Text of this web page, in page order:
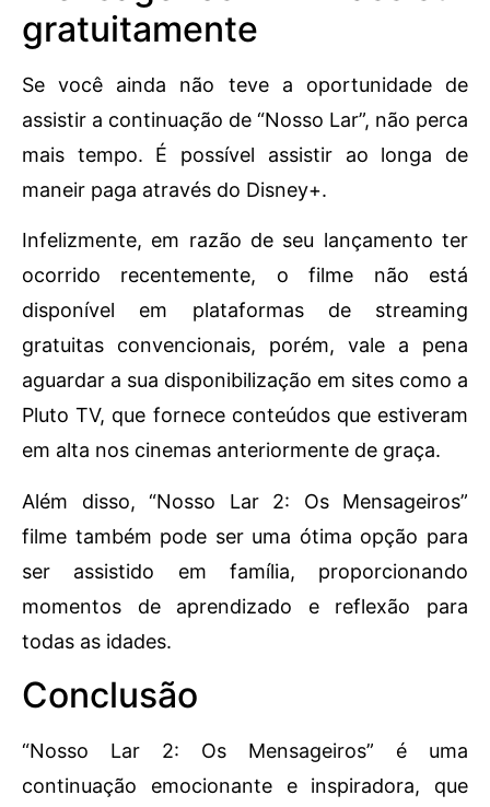
gratuitamente
Se você ainda não teve a oportunidade de
assistir a continuação de “Nosso Lar”, não perca
mais tempo. É possível assistir ao longa de
maneir paga através do Disney+.
Infelizmente, em razão de seu lançamento ter
ocorrido recentemente, o filme não está
disponível em plataformas de streaming
gratuitas convencionais, porém, vale a pena
aguardar a sua disponibilização em sites como a
Pluto TV, que fornece conteúdos que estiveram
em alta nos cinemas anteriormente de graça.
Além disso, “Nosso Lar 2: Os Mensageiros”
filme também pode ser uma ótima opção para
ser assistido em família, proporcionando
momentos de aprendizado e reflexão para
todas as idades.
Conclusão
“Nosso Lar 2: Os Mensageiros” é uma
continuação emocionante e inspiradora, que